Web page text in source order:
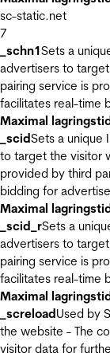
sc-static.net
7
_schn1Sets a
advertisers to
pairing service is
facilitates real-time
Maximal
_scidSets a unique
to target the visitor
provided by third
bidding for
Maximal
_scid_rSets a
advertisers to
pairing service is
facilitates real-time
Maximal
_screloadUsed by
the website - The
visitor data for